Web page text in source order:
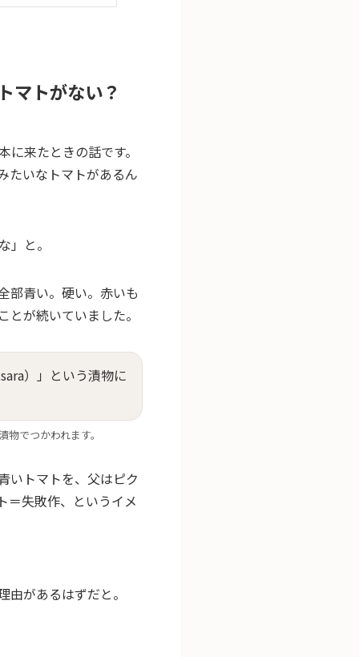
マトがない？
来たときの話です。
たいなトマトがあるん
と。
部青い。硬い。赤いも
が続いていました。
でつかわれます。
いトマトを、父はピク
＝失敗作、というイメ
があるはずだと。